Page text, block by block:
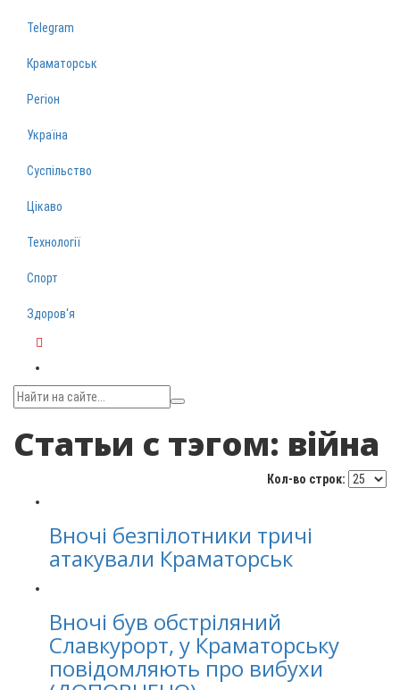
Telegram
Краматорськ
Регіон
Україна
Суспільство
Цікаво
Технології
Спорт
Здоров‘я
Статьи с тэгом: війна
Кол-во строк:
Вночі безпілотники тричі
атакували Краматорськ
Вночі був обстріляний
Славкурорт, у Краматорську
повідомляють про вибухи